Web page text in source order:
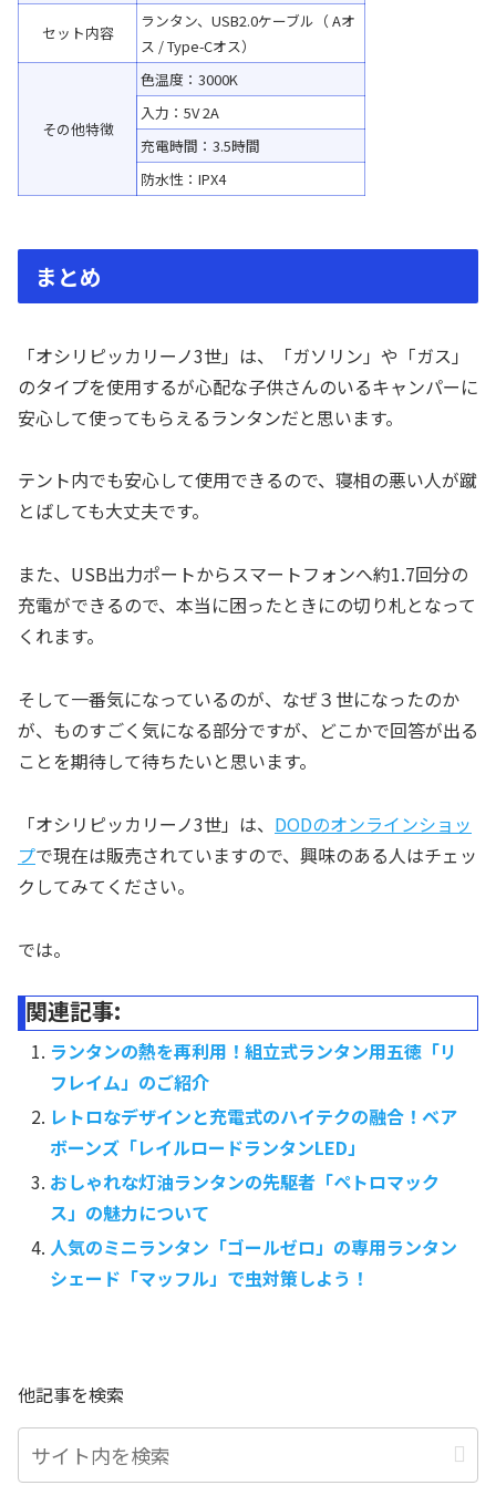
セット内容
ランタン、USB2.0ケーブル（ Aオ
ス / Type-Cオス）
その他特徴
色温度：3000K
入力：5V 2A
充電時間：3.5時間
防水性：IPX4
まとめ
「オシリピッカリーノ3世」は、「ガソリン」や「ガス」
のタイプを使用するが心配な子供さんのいるキャンパーに
安心して使ってもらえるランタンだと思います。
テント内でも安心して使用できるので、寝相の悪い人が蹴
とばしても大丈夫です。
また、USB出力ポートからスマートフォンへ約1.7回分の
充電ができるので、本当に困ったときにの切り札となって
くれます。
そして一番気になっているのが、なぜ３世になったのか
が、ものすごく気になる部分ですが、どこかで回答が出る
ことを期待して待ちたいと思います。
「オシリピッカリーノ3世」は、 DODのオンラインショッ
プで現在は販売されていますので、興味のある人はチェッ
クしてみてください。
では。
関連記事:
ランタンの熱を再利用！組立式ランタン用五徳「リ
フレイム」のご紹介
レトロなデザインと充電式のハイテクの融合！ベア
ボーンズ「レイルロードランタンLED」
おしゃれな灯油ランタンの先駆者「ペトロマック
ス」の魅力について
人気のミニランタン「ゴールゼロ」の専用ランタン
シェード「マッフル」で虫対策しよう！
他記事を検索